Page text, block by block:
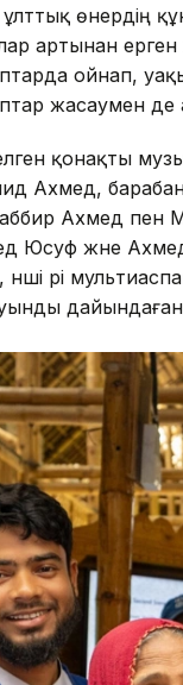
өнердің
артынан
ойнап,
жасаумен де
қонақты
Ахмед,
Ахмед пен
Юсуф және
әрі